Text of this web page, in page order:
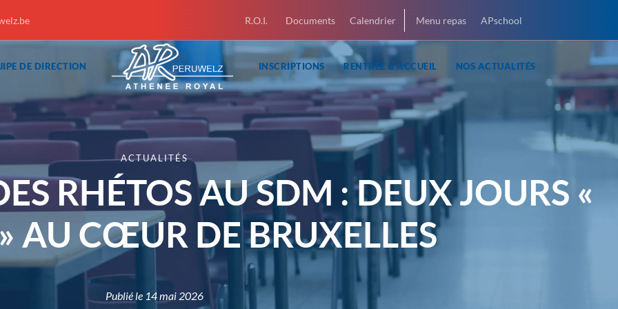
R.O.I. Documents Calendrier Menu repas APschool
DE DIRECTION INSCRIPTIONS RENTRÉE & ACCUEIL NOS ACTUALITÉS
ACTUALITÉS
RHÉTOS AU SDM : DEUX JOURS «
AU CŒUR DE BRUXELLES
Publié le 14 mai 2026